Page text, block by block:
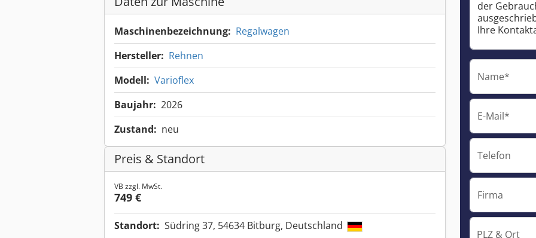
Maschinenbezeichnung: Regalwagen
Hersteller: Rehnen
Modell: Varioflex
Baujahr: 2026
Zustand: neu
Preis & Standort
VB zzgl. MwSt.
749 €
Standort: Südring 37, 54634 Bitburg, Deutschland
Name*
E-Mail*
Telefon
Firma
PLZ & Ort